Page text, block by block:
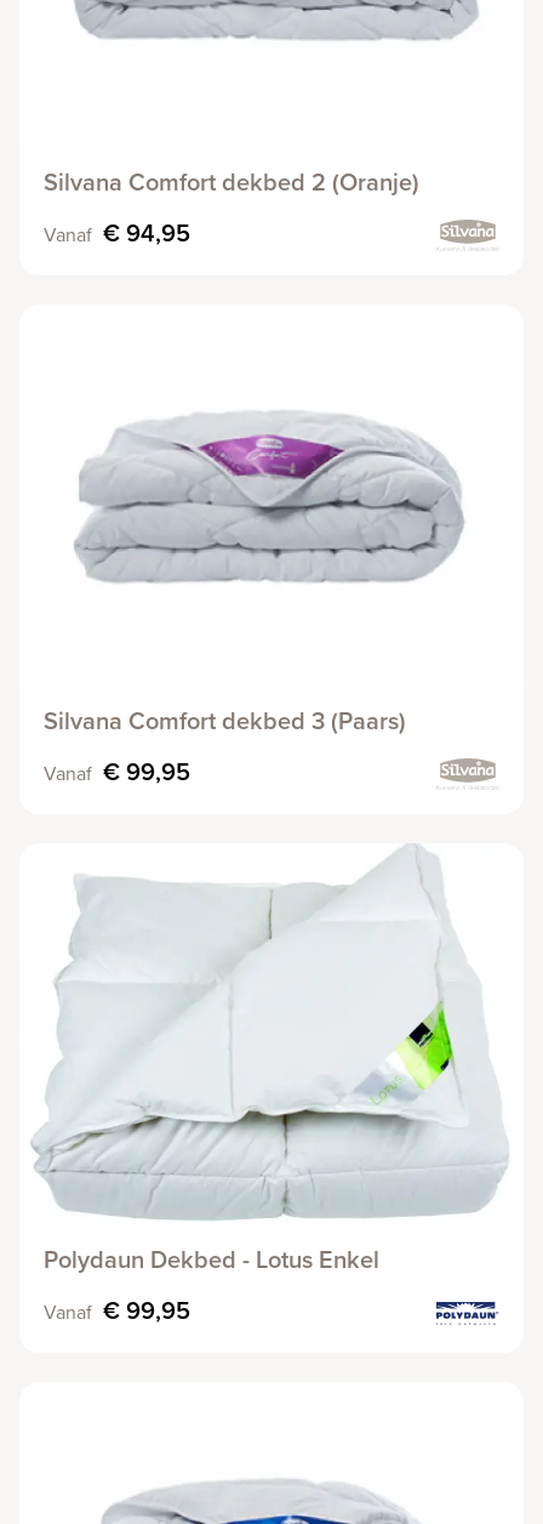
Silvana Comfort dekbed 2 (Oranje)
Vanaf € 94,95
Silvana Comfort dekbed 3 (Paars)
Vanaf € 99,95
Polydaun Dekbed - Lotus Enkel
Vanaf € 99,95